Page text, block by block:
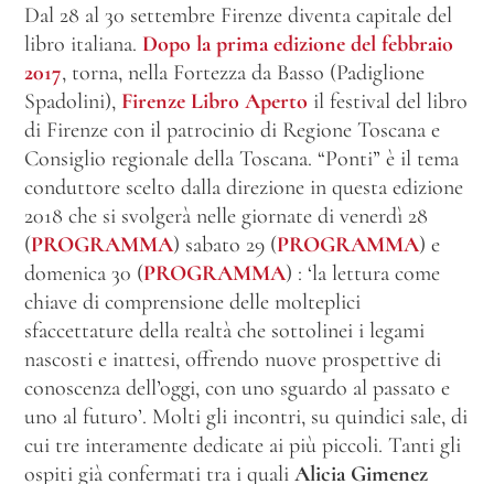
Dal 28 al 30 settembre Firenze diventa capitale del
libro italiana. Dopo la prima edizione del febbraio
2017, torna, nella Fortezza da Basso (Padiglione
Spadolini), Firenze Libro Aperto il festival del libro
di Firenze con il patrocinio di Regione Toscana e
Consiglio regionale della Toscana. “Ponti” è il tema
conduttore scelto dalla direzione in questa edizione
2018 che si svolgerà nelle giornate di venerdì 28
(PROGRAMMA) sabato 29 (PROGRAMMA) e
domenica 30 (PROGRAMMA) : ‘la lettura come
chiave di comprensione delle molteplici
sfaccettature della realtà che sottolinei i legami
nascosti e inattesi, offrendo nuove prospettive di
conoscenza dell’oggi, con uno sguardo al passato e
uno al futuro’. Molti gli incontri, su quindici sale, di
cui tre interamente dedicate ai più piccoli. Tanti gli
ospiti già confermati tra i quali Alicia Gimenez